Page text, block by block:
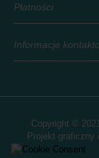
Płatności
Informacje
Copyright ©
Projekt graficzny